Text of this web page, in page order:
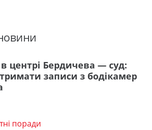
в центрі Бердичева — суд:
записи з бодікамер
поради